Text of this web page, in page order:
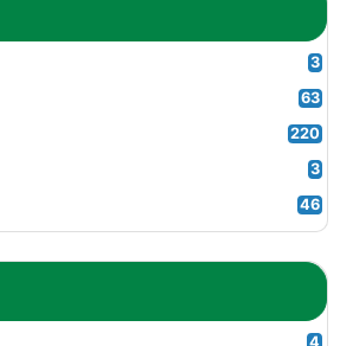
3
63
220
3
46
4